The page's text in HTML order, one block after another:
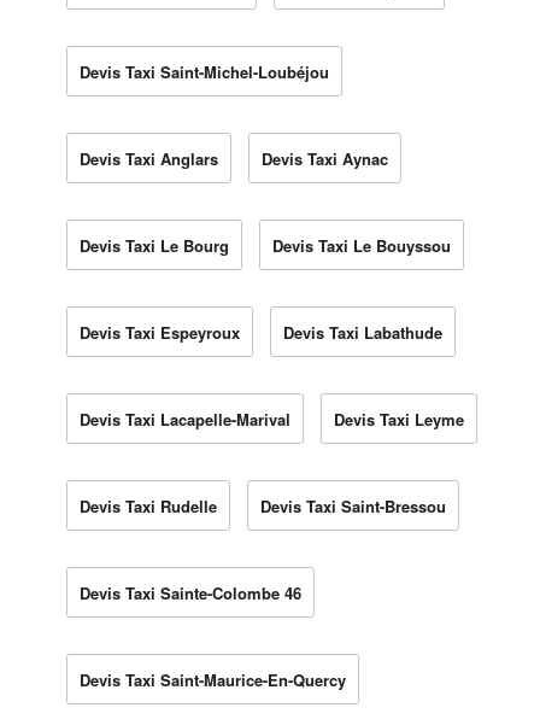
Devis Taxi Saint-Michel-Loubéjou
Devis Taxi Anglars Devis Taxi Aynac
Devis Taxi Le Bourg Devis Taxi Le Bouyssou
Devis Taxi Espeyroux Devis Taxi Labathude
Devis Taxi Lacapelle-Marival Devis Taxi Leyme
Devis Taxi Rudelle Devis Taxi Saint-Bressou
Devis Taxi Sainte-Colombe 46
Devis Taxi Saint-Maurice-En-Quercy